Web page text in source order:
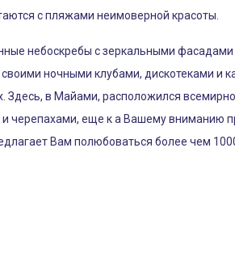
с пляжами неимоверной красоты.
небоскребы с зеркальными
ночными клубами, дискотеками и
Здесь, в Майами, расположился
черепахами, еще к а Вашему вниманию
Вам полюбоваться более чем